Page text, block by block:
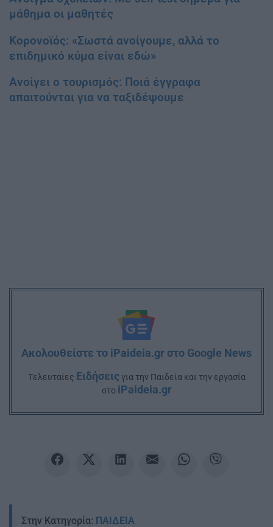
μάθημα οι μαθητές
Κορονοϊός: «Σωστά ανοίγουμε, αλλά το
επιδημικό κύμα είναι εδώ»
Ανοίγει ο τουρισμός: Ποιά έγγραφα
απαιτούνται για να ταξιδέψουμε
Ακολουθείστε το iPaideia.gr στο Google News
Tελευταίες Ειδήσειςγια την Παιδεία και την εργασία
στο iPaideia.gr
Στην Κατηγορία: ΠΑΙΔΕΙΑ